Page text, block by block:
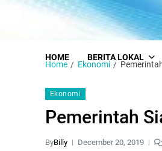
HOME BERITA LOKAL
Home Ekonomi
Ekonomi
Pemerintah
ByBilly December 20, 2019